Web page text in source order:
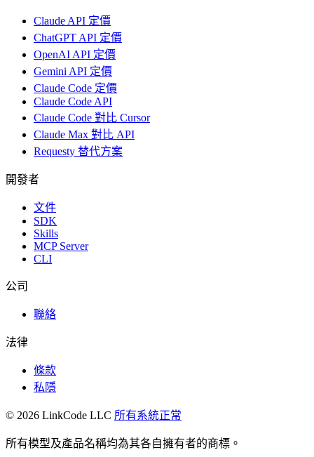
Claude API 定價
ChatGPT API 定價
OpenAI API 定價
Gemini API 定價
Claude Code 定價
Claude Code API
Claude Code 對比 Cursor
Claude Max 對比 API
Requesty 替代方案
開發者
文件
SDK
Skills
MCP Server
CLI
公司
聯絡
法律
條款
私隱
© 2026 LinkCode LLC 所有系統正常
所有模型及產品名稱均為其各自擁有者的商標。